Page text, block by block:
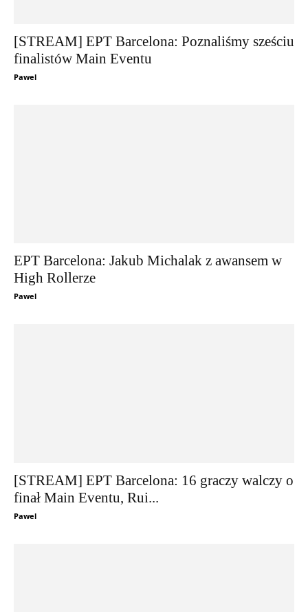
[STREAM] EPT Barcelona: Poznaliśmy sześciu
finalistów Main Eventu
Pawel
EPT Barcelona: Jakub Michalak z awansem w
High Rollerze
Pawel
[STREAM] EPT Barcelona: 16 graczy walczy o
finał Main Eventu, Rui...
Pawel